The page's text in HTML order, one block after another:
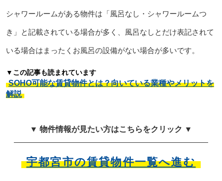
シャワールームがある物件は「風呂なし・シャワールームつ
き」と記載されている場合が多く、風呂なしとだけ表記されて
いる場合はまったくお風呂の設備がない場合が多いです。
▼この記事も読まれています
SOHO可能な賃貸物件とは？向いている業種やメリットを
解説
▼ 物件情報が見たい方はこちらをクリック ▼
宇都宮市の賃貸物件一覧へ進む